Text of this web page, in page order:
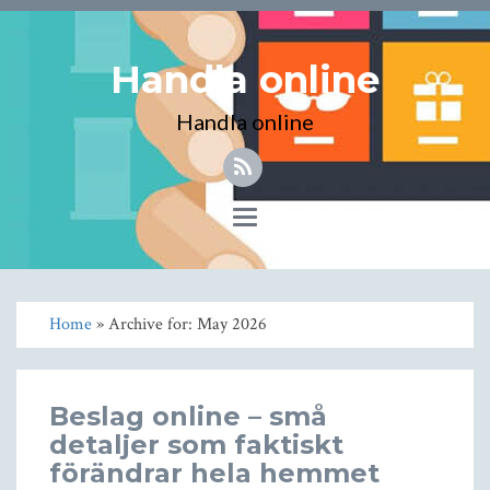
Handla online
Handla online
Toggle
navigation
Home» Archive for: May 2026
Beslag online – små
detaljer som faktiskt
förändrar hela hemmet